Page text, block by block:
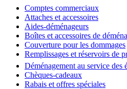
Comptes commerciaux
Attaches et accessoires
Aides-déménageurs
Boîtes et accessoires de
Couverture pour les dommages
Remplissages et réservoirs de
Déménagement au service des
Chèques-cadeaux
Rabais et offres spéciales